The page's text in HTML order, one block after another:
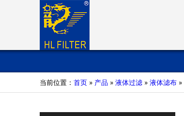
当前位置： 首页 » 产品 » 液体过滤 » 液体滤布 »